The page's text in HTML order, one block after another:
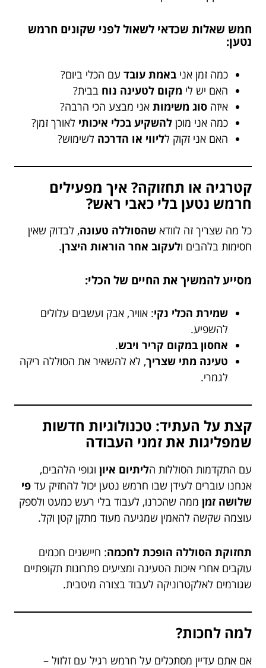
חמש שאלות שכדאי לשאול לפני שקונים חרמש
נטען:
כמה זמן אני באמת עובד עם הכלי ביום?
האם יש לי מקום לטעינה נוח בבית?
איזה סוג משימות אני מבצע הכי הרבה?
כמה אני מוכן להשקיע בכלי איכותי לאורך זמן?
האם אני זקוק לליווי או הדרכה לשימוש?
קטרגיה או תחזוקה? איך מפעילים
חרמש נטען בלי כאבי ראש?
כל מה שצריך זה לוודא שהסוללה טעונה, לבדוק שאין
חסימות בלהבים ולעקוב אחר הוראות היצרן.
מסייע להמשיך את החיים של הכלי:
שמירת הכלי נקי: אוויר, אבק ועשבים עלולים
להשפיע.
אחסון במקום קריר ויבש.
טעינה מתי שצריך, לא להשאיר את הסוללה ריקה
לגמרי.
קצת על העתיד: טכנולוגיות חדשות
שמפליגות את זמני העבודה
עם התקדמות הסוללות הליתיום איון וגופי הלהבים,
אנחנו עוברים לעידן שבו חרמש נטען יכול להחזיק עד פי
שלושה זמן ממה שהכרנו, לעבוד בלי רעש כמעט ולספק
עוצמה שקשה להאמין שמגיעה מעוד מתקן קטן וקל.
תחזוקת הסוללה הופכת לחכמה: חיישנים חכמים
עוקבים אחרי איכות הטעינה ומציעים פתרונות תקופתיים
שגורמים לאלקטרוניקה לעבוד בצורה מיטבית.
למה לחכות?
אם אתם עדיין מסתכלים על חרמש רגיל עם זלזול –